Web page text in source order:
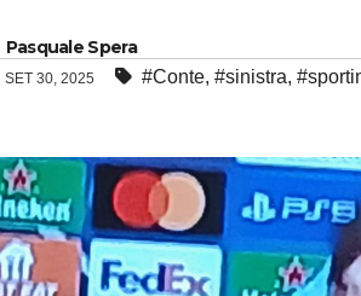
Pasquale Spera
SET 30, 2025 #Conte, #sinistra,